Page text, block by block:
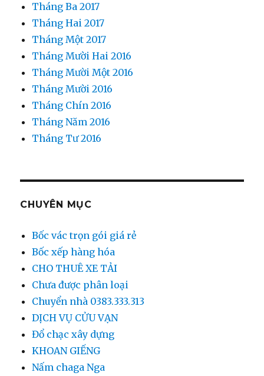
Tháng Ba 2017
Tháng Hai 2017
Tháng Một 2017
Tháng Mười Hai 2016
Tháng Mười Một 2016
Tháng Mười 2016
Tháng Chín 2016
Tháng Năm 2016
Tháng Tư 2016
CHUYÊN MỤC
Bốc vác trọn gói giá rẻ
Bốc xếp hàng hóa
CHO THUÊ XE TẢI
Chưa được phân loại
Chuyển nhà 0383.333.313
DỊCH VỤ CỬU VẠN
Đổ chạc xây dựng
KHOAN GIẾNG
Nấm chaga Nga